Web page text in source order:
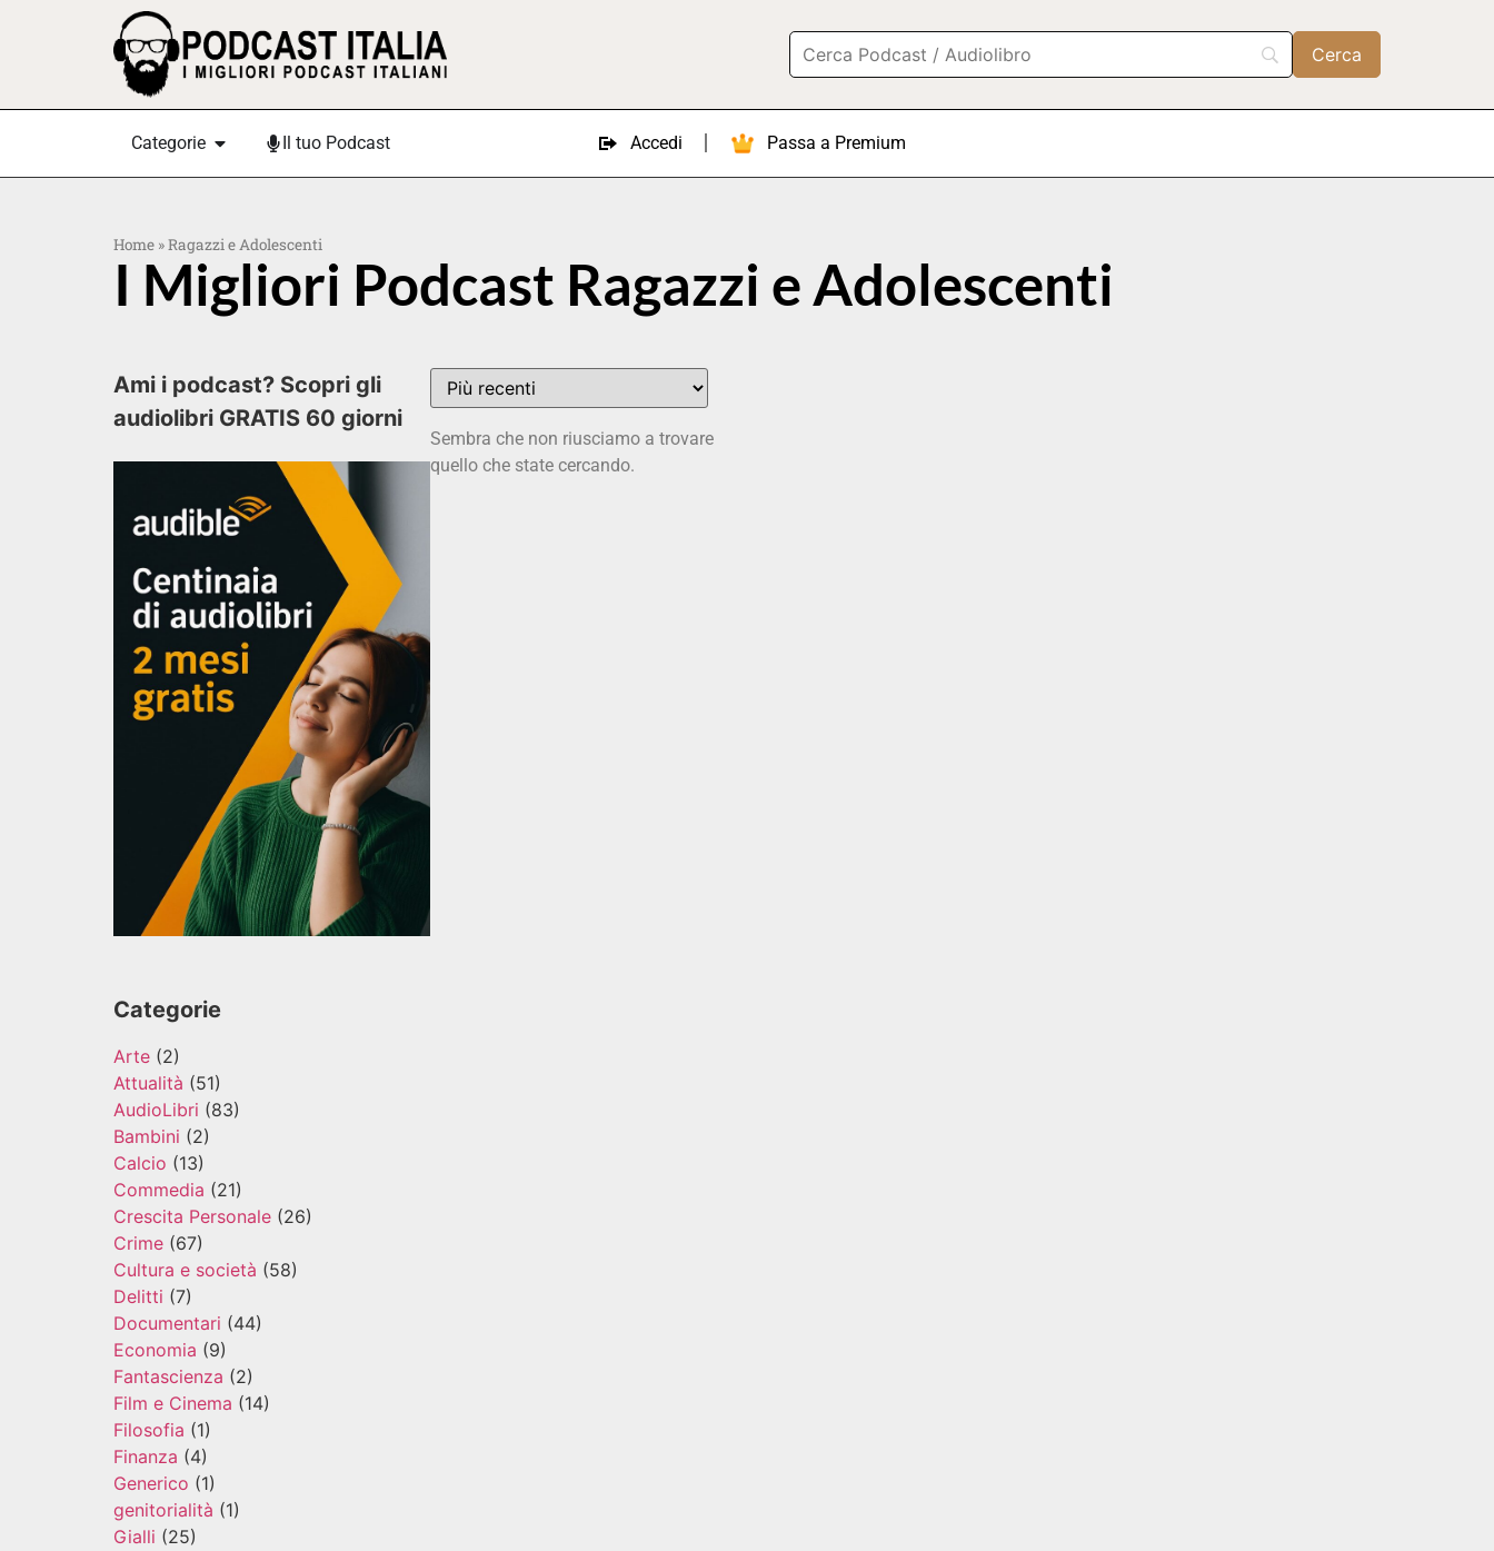
Categorie Il tuo Podcast Accedi Passa a Premium
Home »Ragazzi e Adolescenti
I Migliori Podcast Ragazzi e Adolescenti
Ami i podcast? Scopri gli
audiolibri GRATIS 60 giorni
Categorie
Arte (2)
Attualità (51)
AudioLibri (83)
Bambini (2)
Calcio (13)
Commedia (21)
Crescita Personale (26)
Crime (67)
Cultura e società (58)
Delitti (7)
Documentari (44)
Economia (9)
Fantascienza (2)
Film e Cinema (14)
Filosofia (1)
Finanza (4)
Generico (1)
genitorialità (1)
Gialli (25)
Sembra che non riusciamo a trovare
quello che state cercando.